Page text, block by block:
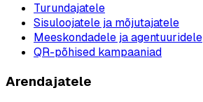
Turundajatele
Sisuloojatele ja mõjutajatele
Meeskondadele ja agentuuridele
QR-põhised kampaaniad
Arendajatele